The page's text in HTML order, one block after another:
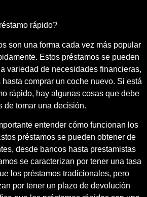
rápido?
son una forma cada vez más popular
Estos préstamos se pueden
variedad de necesidades financieras,
comprar un coche nuevo. Si está
rápido, hay algunas cosas que debe
de tomar una decisión.
entender cómo funcionan los
préstamos se pueden obtener de
desde bancos hasta prestamistas
se caracterizan por tener una tasa
los préstamos tradicionales, pero
por tener un plazo de devolución